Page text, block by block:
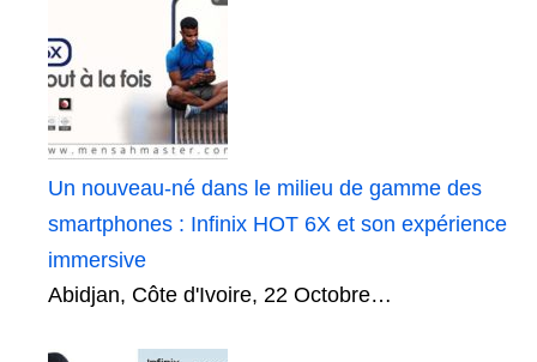
Un nouveau-né dans le milieu de gamme des
smartphones : Infinix HOT 6X et son expérience
immersive
Abidjan, Côte d'Ivoire, 22 Octobre…